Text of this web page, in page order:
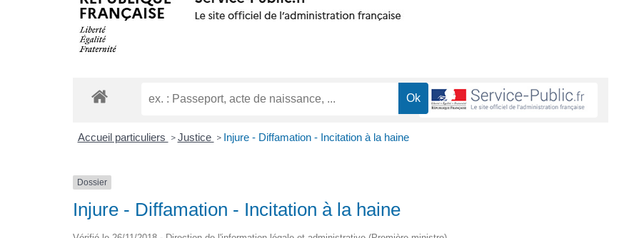
Accueil particuliers > Justice > Injure - Diffamation - Incitation à la haine
Dossier
Injure - Diffamation - Incitation à la haine